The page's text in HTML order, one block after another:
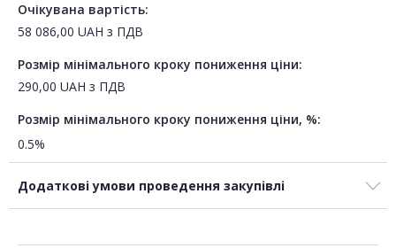
Очікувана вартість:
58 086,00 UAH з ПДВ
Розмір мінімального кроку пониження ціни:
290,00 UAH з ПДВ
Розмір мінімального кроку пониження ціни, %:
0.5%
Додаткові умови проведення закупівлі